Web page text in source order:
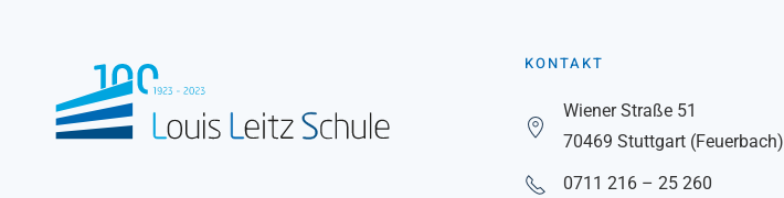
KONTAKT
Wiener Straße 51
70469 Stuttgart (Feuerbach)
0711 216 – 25 260